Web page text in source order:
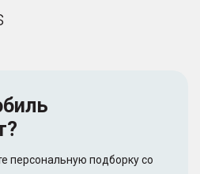
персональную подборку со